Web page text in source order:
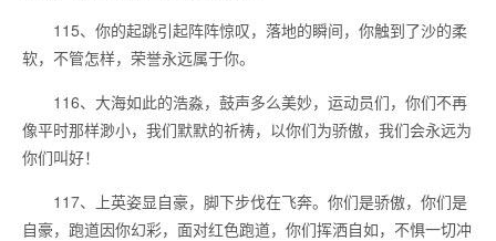
115、你的起跳引起阵阵惊叹，落地的瞬间，你触到了沙的柔
软，不管怎样，荣誉永远属于你。
116、大海如此的浩淼，鼓声多么美妙，运动员们，你们不再
像平时那样渺小，我们默默的祈祷，以你们为骄傲，我们会永远为
你们叫好！
117、上英姿显自豪，脚下步伐在飞奔。你们是骄傲，你们是
自豪，跑道因你幻彩，面对红色跑道，你们挥洒自如，不惧一切冲